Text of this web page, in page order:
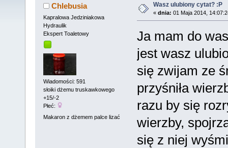
Chlebusia
Kapralowa Jedziniakowa
Hydraulik
Ekspert Toaletowy
Wiadomości: 591
słoiki dżemu truskawkowego
+15/-2
Płeć:
Makaron z dżemem palce lizać
Wasz ulubiony cytat? :P
« dnia: 01 Maja 2014,
Ja mam do
jest wasz
się zwijam ze
przyśniła
razu by się
wierzby,
się z niej